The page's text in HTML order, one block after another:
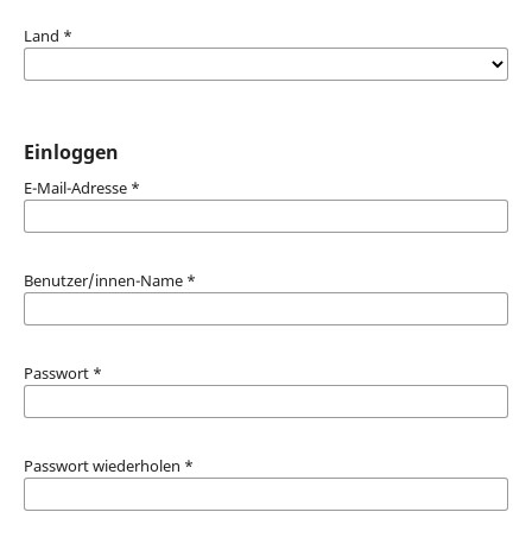
Land *
Einloggen
E-Mail-Adresse *
Benutzer/innen-Name *
Passwort *
Passwort wiederholen *